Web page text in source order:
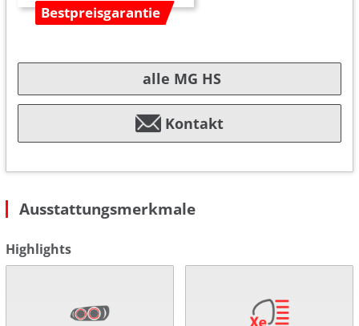
Bestpreisgarantie
alle MG HS
Kontakt
Ausstattungsmerkmale
Highlights